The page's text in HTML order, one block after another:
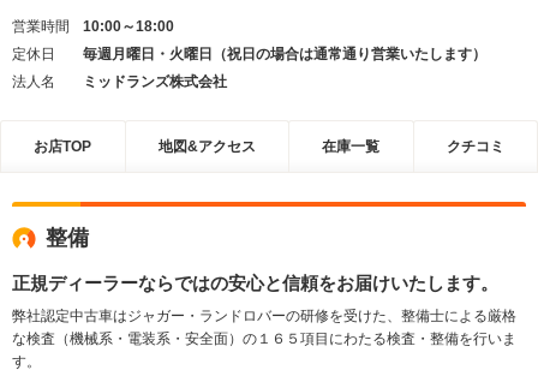
営業時間
10:00～18:00
定休日
毎週月曜日・火曜日（祝日の場合は通常通り営業いたします）
法人名
ミッドランズ株式会社
お店TOP 地図&アクセス 在庫一覧 クチコミ
整備
正規ディーラーならではの安心と信頼をお届けいたします。
弊社認定中古車はジャガー・ランドロバーの研修を受けた、整備士による厳格
な検査（機械系・電装系・安全面）の１６５項目にわたる検査・整備を行いま
す。